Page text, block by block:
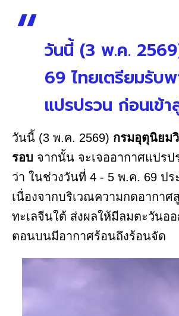
วันนี้ (3 พ.ค.
69 ไทยเตรียมรับ
แปรปรวน ก่อนเข้
วันนี้ (3 พ.ค. 2569) กรมอุตุนิยม
รอบ จากนั้น จะเจออากาศแปร
ว่า ในช่วงวันที่ 4 - 5 พ.ค. 69 ป
เนื่องจากบริเวณความกดอากา
ทะเลจีนใต้ ส่งผลให้มีลมตะวันอ
ตอนบนมีอากาศร้อนถึงร้อนจัด